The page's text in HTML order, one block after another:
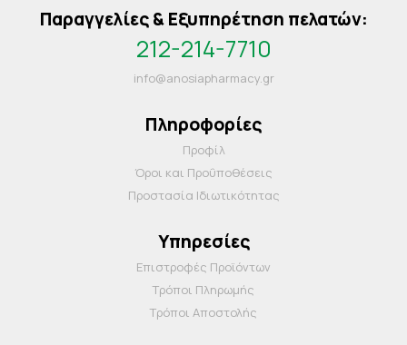
Παραγγελίες & Εξυπηρέτηση πελατών:
212-214-7710
info@anosiapharmacy.gr
Πληροφορίες
Προφίλ
Όροι και Προΰποθέσεις
Προστασία Ιδιωτικότητας
Υπηρεσίες
Επιστροφές Προϊόντων
Τρόποι Πληρωμής
Τρόποι Αποστολής